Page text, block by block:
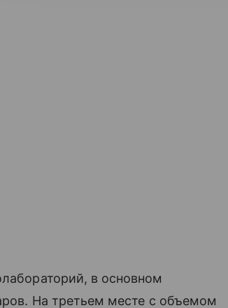
в основном
На третьем месте с объемом